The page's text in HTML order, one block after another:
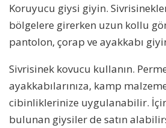
Koruyucu giysi giyin.
bölgelere girerken uzun kollu
pantolon, çorap ve ayakkabı
Sivrisinek kovucu kullanın.
ayakkabılarınıza, kamp
cibinliklerinize uygulanabilir.
bulunan giysiler de satın